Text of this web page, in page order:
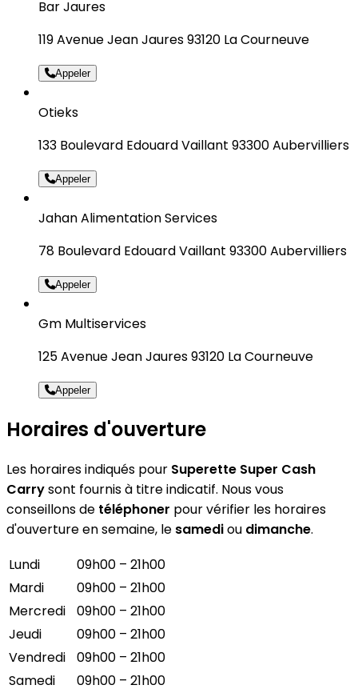
Bar Jaures
119 Avenue Jean Jaures 93120 La Courneuve
Appeler
Otieks
133 Boulevard Edouard Vaillant 93300 Aubervilliers
Appeler
Jahan Alimentation Services
78 Boulevard Edouard Vaillant 93300 Aubervilliers
Appeler
Gm Multiservices
125 Avenue Jean Jaures 93120 La Courneuve
Appeler
Horaires d'ouverture
Les horaires indiqués pour Superette Super Cash
Carrysont fournis à titre indicatif. Nous vous
conseillons de téléphoner pour vérifier les horaires
d'ouverture en semaine, le samediou dimanche.
Lundi
09h00 – 21h00
Mardi
09h00 – 21h00
Mercredi
09h00 – 21h00
Jeudi
09h00 – 21h00
Vendredi
09h00 – 21h00
Samedi
09h00 – 21h00